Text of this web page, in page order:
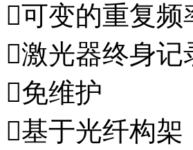
可变的重复
激光器终身记
免维护
基于光纤构架